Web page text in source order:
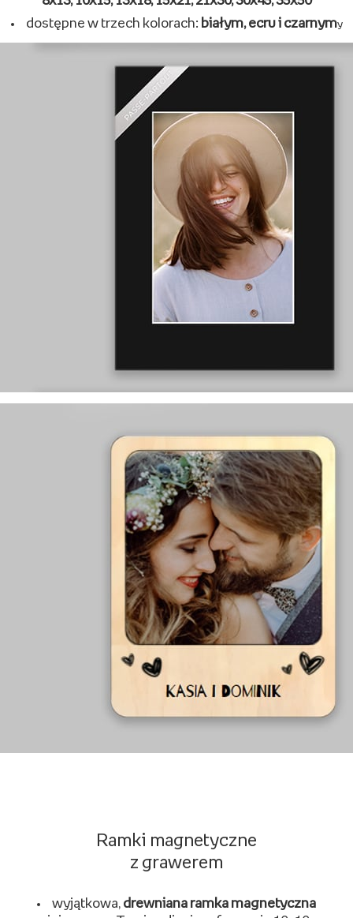
Multirama
wykonanez drewna
wyprodukowane w Polsce
mogą pomieścić od 3 do 5 zdjęć
na różne wielkości zdjęć
różnorodne kształty
Passe-partout
wyprodukowane w Polsce
występują w rozmiarach:
na różne wielkości zdjęć:
8x13, 10x15, 13x18, 15x21, 21x30, 30x45, 35x50
dostępne w trzech kolorach:białym, ecru i czarnym